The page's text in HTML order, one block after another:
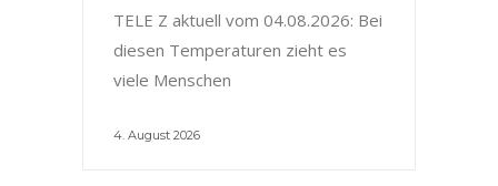
TELE Z aktuell vom 04.08.2026: Bei
diesen Temperaturen zieht es
viele Menschen
4. August 2026